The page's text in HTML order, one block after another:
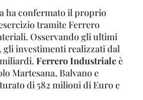
ha confermato il proprio
tramite Ferrero
Osservando gli ultimi
gli investimenti realizzati dal
Ferrero Industrialeè
Martesana, Balvano e
di 582 milioni di Euro e